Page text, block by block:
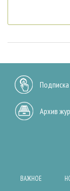
Подписка
Архив
ВАЖНОЕ